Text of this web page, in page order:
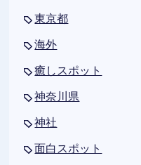
東京都
海外
癒しスポット
神奈川県
神社
面白スポット